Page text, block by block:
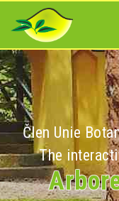
Člen Unie
The